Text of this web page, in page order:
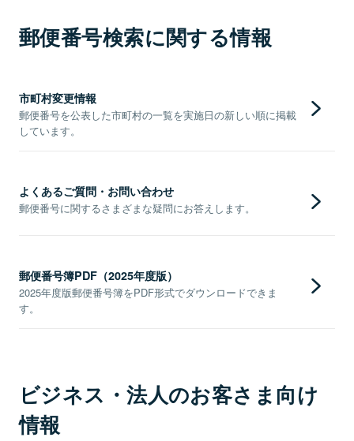
郵便番号検索に関する情報
市町村変更情報
郵便番号を公表した市町村の一覧を実施日の新しい順に掲載
しています。
よくあるご質問・お問い合わせ
郵便番号に関するさまざまな疑問にお答えします。
郵便番号簿PDF（2025年度版）
2025年度版郵便番号簿をPDF形式でダウンロードできま
す。
ビジネス・法人のお客さま向け
情報